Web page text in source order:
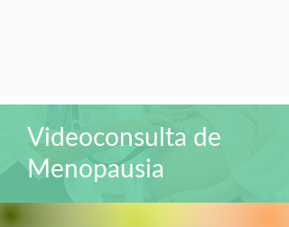
Videoconsulta de
Menopausia